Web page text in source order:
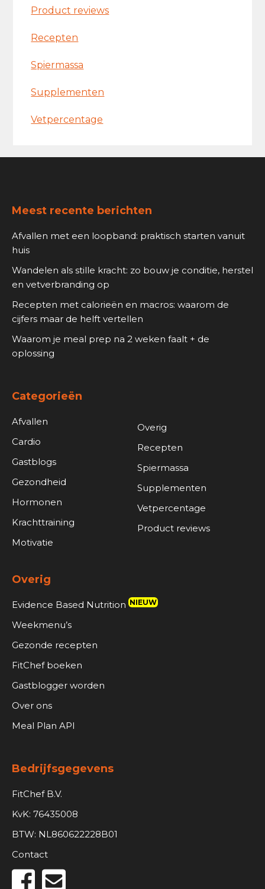
Product reviews
Recepten
Spiermassa
Supplementen
Vetpercentage
Meest recente berichten
Afvallen met een loopband: praktisch starten vanuit
huis
Wandelen als stille kracht: zo bouw je conditie, herstel
en vetverbranding op
Recepten met calorieën en macros: waarom de
cijfers maar de helft vertellen
Waarom je meal prep na 2 weken faalt + de
oplossing
Categorieën
Afvallen
Cardio
Gastblogs
Gezondheid
Hormonen
Krachttraining
Motivatie
Overig
Recepten
Spiermassa
Supplementen
Vetpercentage
Product reviews
Overig
Evidence Based Nutrition NIEUW
Weekmenu’s
Gezonde recepten
FitChef boeken
Gastblogger worden
Over ons
Meal Plan API
Bedrijfsgegevens
FitChef B.V.
KvK: 76435008
BTW: NL860622228B01
Contact